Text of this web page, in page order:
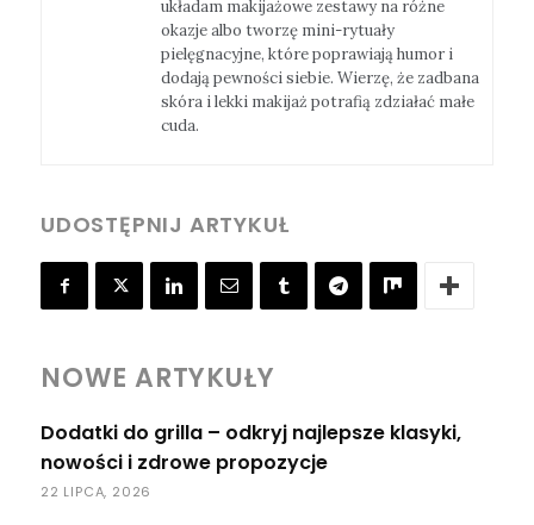
układam makijażowe zestawy na różne
okazje albo tworzę mini-rytuały
pielęgnacyjne, które poprawiają humor i
dodają pewności siebie. Wierzę, że zadbana
skóra i lekki makijaż potrafią zdziałać małe
cuda.
UDOSTĘPNIJ ARTYKUŁ
NOWE ARTYKUŁY
Dodatki do grilla – odkryj najlepsze klasyki,
nowości i zdrowe propozycje
22 LIPCA, 2026